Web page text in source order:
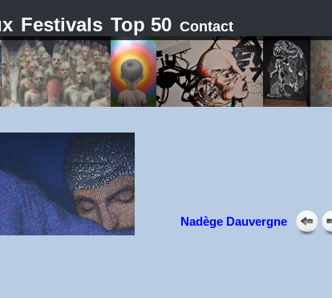
Festivals Top 50 Contact
Nadège Dauvergne